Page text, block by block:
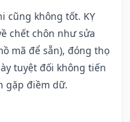
cũng không tốt. KỴ
chết chôn như sửa
mã để sẵn), đóng thọ
tuyệt đối không tiến
gặp điềm dữ.